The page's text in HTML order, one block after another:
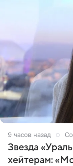
9 часов назад
Звезда
хейтерам: